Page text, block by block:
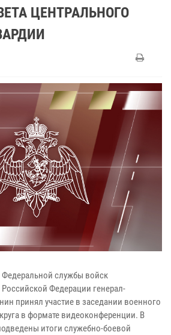
ЦЕНТРАЛЬНОГО
Федеральной службы войск
Федерации генерал-
принял участие в заседании военного
в формате видеоконференции. В
итоги служебно-боевой